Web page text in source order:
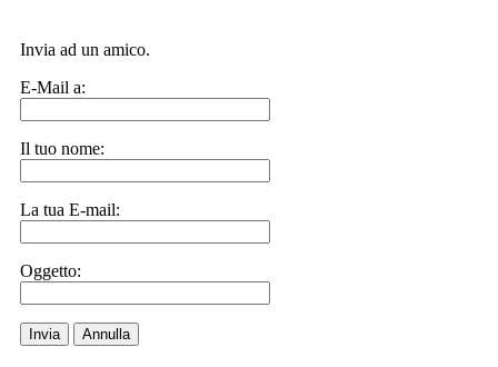
Invia ad un amico.
E-Mail a:
Il tuo nome:
La tua E-mail:
Oggetto:
Invia Annulla